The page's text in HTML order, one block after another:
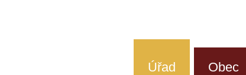
Úřad Obec